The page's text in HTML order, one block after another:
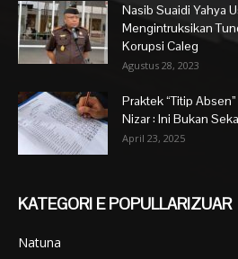
Nasib Suaidi Yahya
Mengintruksikan
Korupsi Caleg
Agustus 28, 2023
Praktek “Titip
Nizar : Ini Bukan
April 23, 2025
KATEGORI E POPULLARIZUAR
Natuna